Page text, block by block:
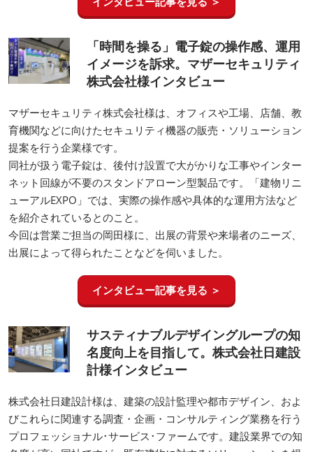
「時間を操る」電子錠の操作感、運用
イメージを訴求。マザーセキュリティ
株式会社様インタビュー
マザーセキュリティ株式会社様は、オフィスや工場、店舗、教
育機関などに向けたセキュリティ機器の販売・ソリューション
提案を行う企業様です。
同社が扱う電子錠は、後付け設置で大がかりな工事やインター
ネット回線が不要のスタンドアローン型製品です。「建物リニ
ューアルEXPO」では、実際の操作感や具体的な運用方法など
を紹介されているとのこと。
今回は営業ご担当の岡田様に、出展の背景や来場者のニーズ、
出展によって得られたことなどを伺いました。
インタビュー記事を見る ＞
サスティナブルデザイングループの知
名度向上を目指して。株式会社日建設
計様インタビュー
株式会社日建設計様は、建築の設計監理や都市デザイン、およ
びこれらに関連する調査・企画・コンサルティング業務を行う
プロフェッショナル･サービス･ファームです。建設業界での知